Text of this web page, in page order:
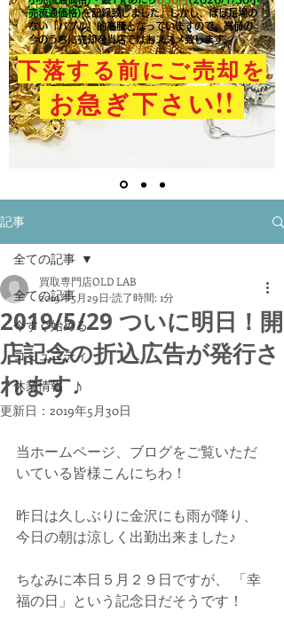
売流通価格)を記録致しました。​しかし、ほぼ足場の
ない「バブル」的高騰となっていますので、高値の
今のうちに売却を当店ではおススメ致します。
下落する前にご売却を
お急ぎ下さい!!
記事
全ての記事
今すぐ始める
コミュニティ
休業情報
全ての記事
2019/5/29 ついに明日！開
店記念の折込広告が発行さ
れます♪
買取専門店OLD LAB
2019年5月29日 読了時間: 1分
更新日： 2019年5月30日
当ホームページ、ブログをご覧いただ
いている皆様こんにちわ！
昨日は久しぶりに金沢にも雨が降り、
今日の朝は涼しく出勤出来ました♪
ちなみに本日５月２９日ですが、 「幸
福の日」という記念日だそうです！